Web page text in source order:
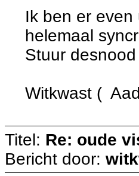
Ik ben er
helemaal
Stuur
Witkwast (
Titel: Re: oude
Bericht door: